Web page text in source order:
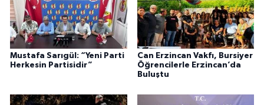
Mustafa Sarıgül: “Yeni Parti
Herkesin Partisidir”
Can Erzincan Vakfı, Bursiyer
Öğrencilerle Erzincan’da
Buluştu